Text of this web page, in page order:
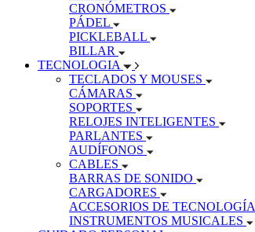
CRONÓMETROS
PÁDEL
PICKLEBALL
BILLAR
TECNOLOGIA
TECLADOS Y MOUSES
CÁMARAS
SOPORTES
RELOJES INTELIGENTES
PARLANTES
AUDÍFONOS
CABLES
BARRAS DE SONIDO
CARGADORES
ACCESORIOS DE TECNOLOGÍA
INSTRUMENTOS MUSICALES